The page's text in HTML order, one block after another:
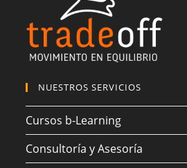
NUESTROS SERVICIOS
Cursos b-Learning
Consultoría y Asesoría